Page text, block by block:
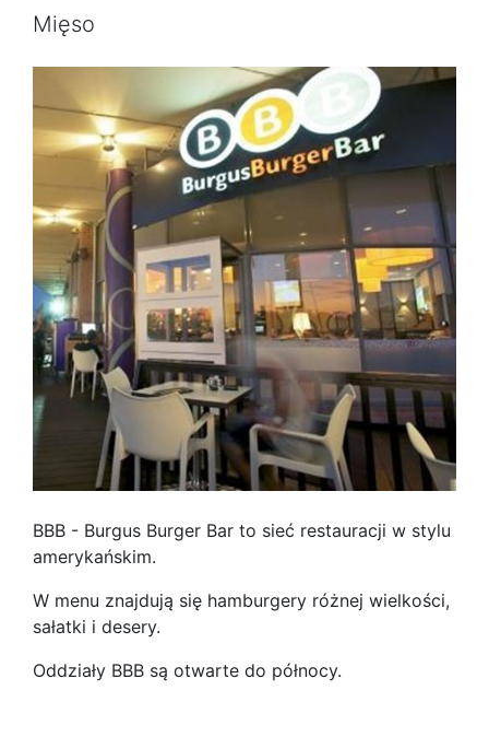
Mięso
BBB - Burgus Burger Bar to sieć restauracji w stylu
amerykańskim.
W menu znajdują się hamburgery różnej wielkości,
sałatki i desery.
Oddziały BBB są otwarte do północy.